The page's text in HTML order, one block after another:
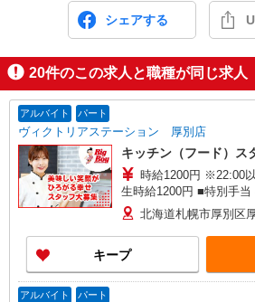
シェアする
20件のこの求人と職種が同じ求人
アルバイト パート
ヴィクトリアステーション 厚別店
キッチン（フード）ス
時給1200円 ※22:00
生時給1200円 ■特別手当 早朝手当（6:00〜9:00）
時給＋100円 ※高校生は
場合、通学中の学校から
す。
北海道札幌市厚別区
キープ
アルバイト パート